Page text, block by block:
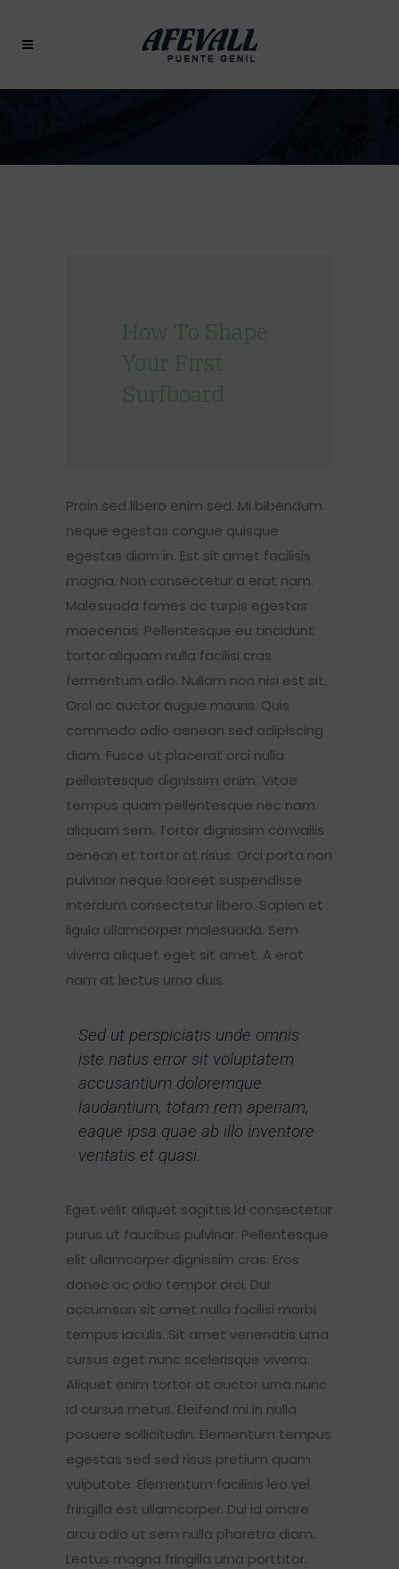
How To Shape
Your First
Surfboard
Proin sed libero enim sed. Mi bibendum
neque egestas congue quisque
egestas diam in. Est sit amet facilisis
magna. Non consectetur a erat nam.
Malesuada fames ac turpis egestas
maecenas. Pellentesque eu tincidunt
tortor aliquam nulla facilisi cras
fermentum odio. Nullam non nisi est sit.
Orci ac auctor augue mauris. Quis
commodo odio aenean sed adipiscing
diam. Fusce ut placerat orci nulla
pellentesque dignissim enim. Vitae
tempus quam pellentesque nec nam
aliquam sem. Tortor dignissim convallis
aenean et tortor at risus. Orci porta non
pulvinar neque laoreet suspendisse
interdum consectetur libero. Sapien et
ligula ullamcorper malesuada. Sem
viverra aliquet eget sit amet. A erat
nam at lectus urna duis.
Sed ut perspiciatis unde omnis
iste natus error sit voluptatem
accusantium doloremque
laudantium, totam rem aperiam,
eaque ipsa quae ab illo inventore
veritatis et quasi.
Eget velit aliquet sagittis id consectetur
purus ut faucibus pulvinar. Pellentesque
elit ullamcorper dignissim cras. Eros
donec ac odio tempor orci. Dui
accumsan sit amet nulla facilisi morbi
tempus iaculis. Sit amet venenatis urna
cursus eget nunc scelerisque viverra.
Aliquet enim tortor at auctor urna nunc
id cursus metus. Eleifend mi in nulla
posuere sollicitudin. Elementum tempus
egestas sed sed risus pretium quam
vulputate. Elementum facilisis leo vel
fringilla est ullamcorper. Dui id ornare
arcu odio ut sem nulla pharetra diam.
Lectus magna fringilla urna porttitor.